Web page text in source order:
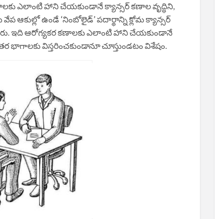
ఎలాంటి హాని చేయకుండానే క్యాన్సర్‌ కణాల వృద్ధిని,
వేప ఆకుల్లో ఉండే ‘నింబోలైడ్‌’ పదార్థాన్ని క్లోమ క్యాన్సర్‌
ఇది ఆరోగ్యకర కణాలకు ఎలాంటి హాని చేయకుండానే
భాగాలకు విస్తరించకుండానూ చూస్తుండటం విశేషం.